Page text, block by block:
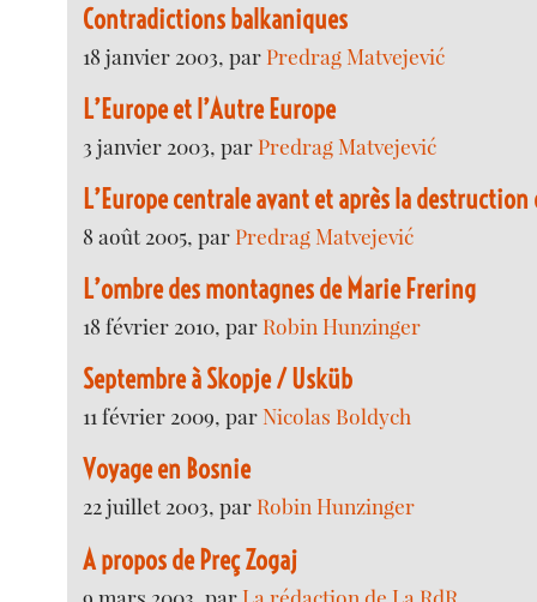
Contradictions balkaniques
18 janvier 2003, par Predrag Matvejević
L’Europe et l’Autre Europe
3 janvier 2003, par Predrag Matvejević
L’Europe centrale avant et après la
8 août 2005, par Predrag Matvejević
L’ombre des montagnes de Marie Frering
18 février 2010, par Robin Hunzinger
Septembre à Skopje / Usküb
11 février 2009, parNicolas Boldych
Voyage en Bosnie
22 juillet 2003, par Robin Hunzinger
A propos de Preç Zogaj
9 mars 2003, parLa rédaction de La RdR